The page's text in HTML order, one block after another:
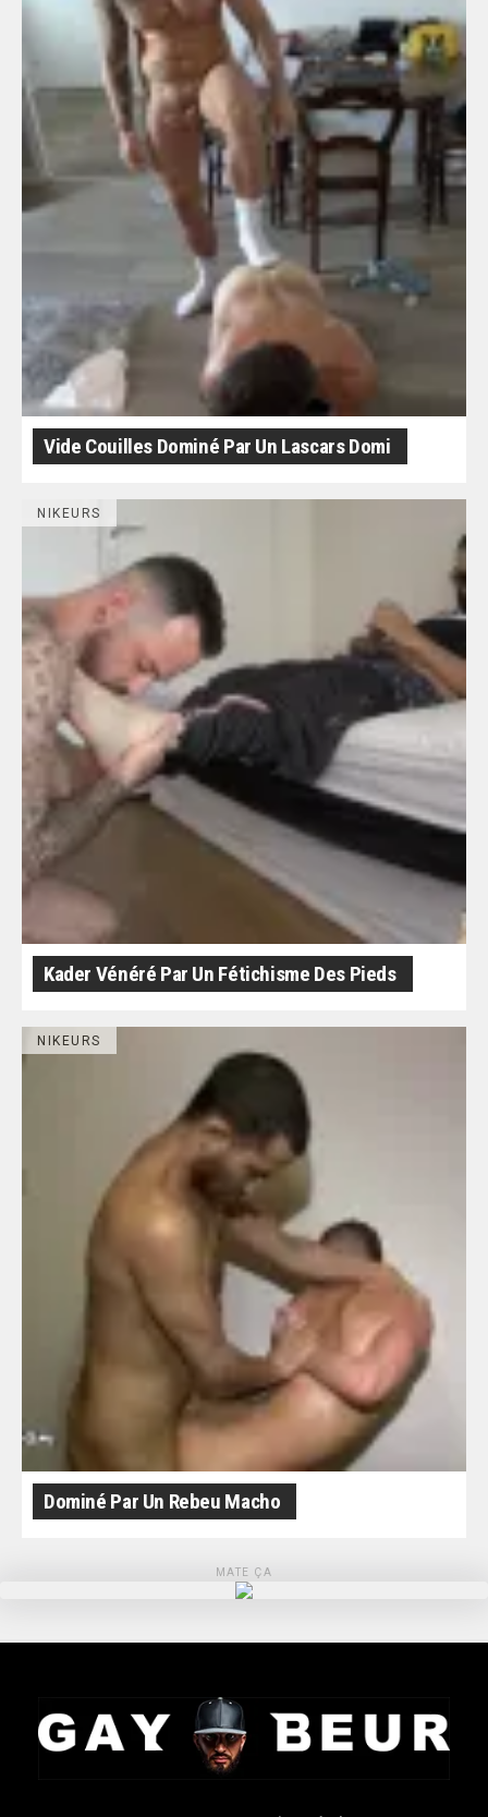
Vide Couilles Dominé Par Un Lascars Domi
NIKEURS
Kader Vénéré Par Un Fétichisme Des Pieds
NIKEURS
Dominé Par Un Rebeu Macho
MATE ÇA